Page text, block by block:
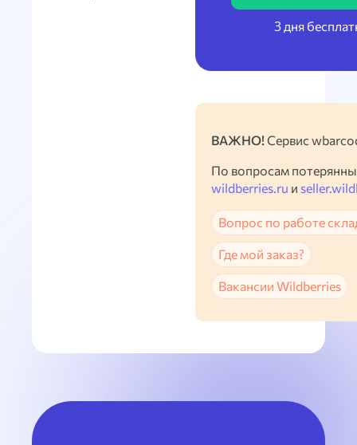
3 дня
ВАЖНО! Сервис
По вопросам
wildberries.ru и
Вопрос по работе
Где мой заказ?
Вакансии Wildberries